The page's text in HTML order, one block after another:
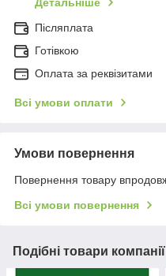
Детальніше
Післяплата
Готівкою
Оплата за реквізитами
Всі умови оплати
Умови повернення
Повернення товару
Всі умови повернення
Подібні товари компанії